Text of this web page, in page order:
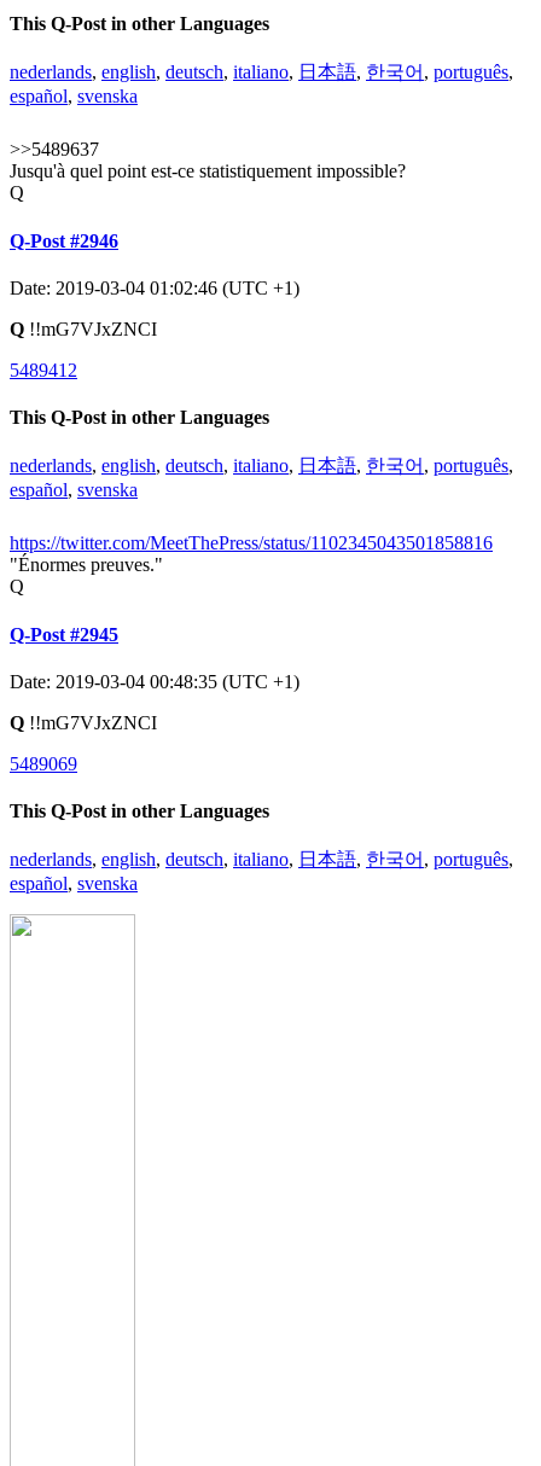
This Q-Post in other Languages
nederlands, english, deutsch, italiano, 日本語, 한국어 , português,
español, svenska
>>5489637
Jusqu'à quel point est-ce statistiquement impossible?
Q
Q-Post #2946
Date: 2019-03-04 01:02:46 (UTC +1)
Q !!mG7VJxZNCI
5489412
This Q-Post in other Languages
nederlands, english, deutsch, italiano, 日本語, 한국어 , português,
español, svenska
https://twitter.com/MeetThePress/status/1102345043501858816
"Énormes preuves."
Q
Q-Post #2945
Date: 2019-03-04 00:48:35 (UTC +1)
Q !!mG7VJxZNCI
5489069
This Q-Post in other Languages
nederlands, english, deutsch, italiano, 日本語, 한국어 , português,
español, svenska